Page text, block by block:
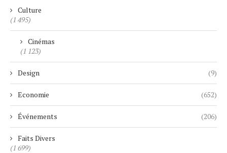
Culture
(1 495)
Cinémas
(1 123)
Design (9)
Economie (652)
Événements (206)
Faits Divers
(1 699)